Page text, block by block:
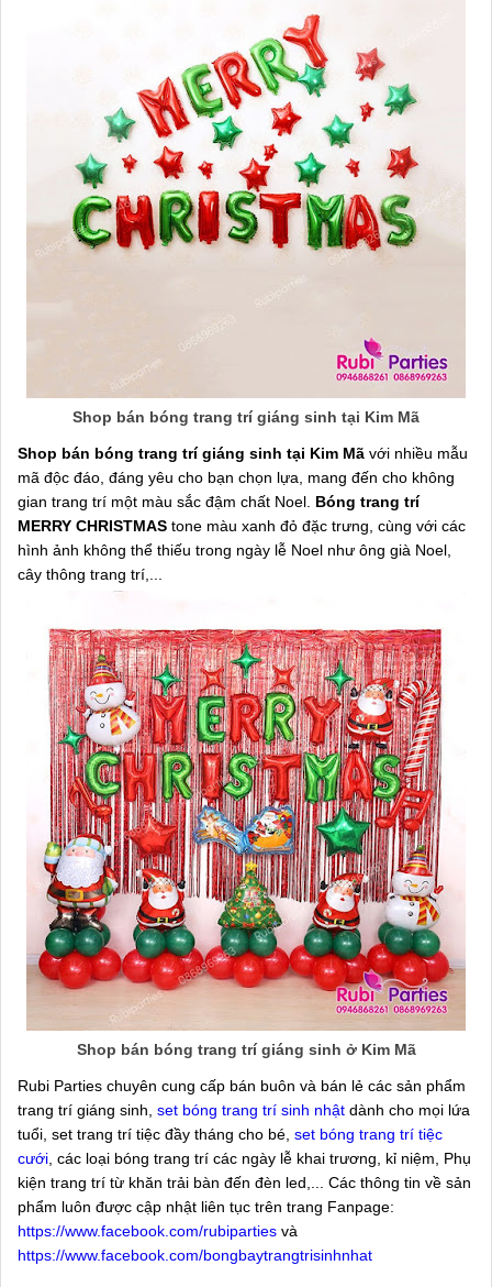
Shop bán bóng trang trí giáng sinh tại Kim Mã
Shop bán bóng trang trí giáng sinh tại Kim Mã với nhiều mẫu
mã độc đáo, đáng yêu cho bạn chọn lựa, mang đến cho không
gian trang trí một màu sắc đậm chất Noel. Bóng trang trí
MERRY CHRISTMAS tone màu xanh đỏ đặc trưng, cùng với các
hình ảnh không thể thiếu trong ngày lễ Noel như ông già Noel,
cây thông trang trí,...
Shop bán bóng trang trí giáng sinh ở Kim Mã
Rubi Parties chuyên cung cấp bán buôn và bán lẻ các sản phẩm
trang trí giáng sinh, set bóng trang trí sinh nhật dành cho mọi lứa
tuổi, set trang trí tiệc đầy tháng cho bé, set bóng trang trí tiệc
cưới , các loại bóng trang trí các ngày lễ khai trương, kỉ niệm, Phụ
kiện trang trí từ khăn trải bàn đến đèn led,... Các thông tin về sản
phẩm luôn được cập nhật liên tục trên trang Fanpage:
https://www.facebook.com/rubiparties và
https://www.facebook.com/bongbaytrangtrisinhnhat